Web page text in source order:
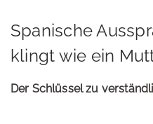
Spanische
klingt wie ein
Der Schlüssel zu